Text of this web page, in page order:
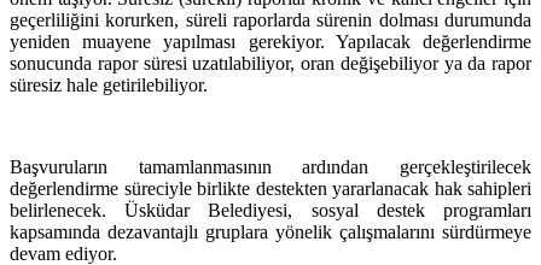
geçerliliğini korurken, süreli raporlarda sürenin dolması durumunda
yeniden muayene yapılması gerekiyor. Yapılacak değerlendirme
sonucunda rapor süresi uzatılabiliyor, oran değişebiliyor ya da rapor
süresiz hale getirilebiliyor.
Başvuruların tamamlanmasının ardından gerçekleştirilecek
değerlendirme süreciyle birlikte destekten yararlanacak hak sahipleri
belirlenecek. Üsküdar Belediyesi, sosyal destek programları
kapsamında dezavantajlı gruplara yönelik çalışmalarını sürdürmeye
devam ediyor.